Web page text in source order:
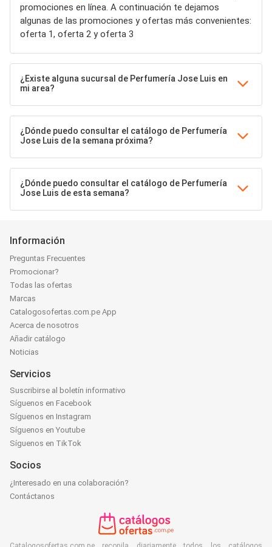
promociones en línea. A continuación te dejamos
algunas de las promociones y ofertas más convenientes:
oferta 1, oferta 2 y oferta 3
¿Existe alguna sucursal de Perfumería Jose Luis en
mi area?
¿Dónde puedo consultar el catálogo de Perfumería
Jose Luis de la semana próxima?
¿Dónde puedo consultar el catálogo de Perfumería
Jose Luis de esta semana?
Información
Preguntas Frecuentes
Promocionar?
Todas las ofertas
Marcas
Catalogosofertas.com.pe App
Acerca de nosotros
Añadir catálogo
Noticias
Servicios
Suscribirse al boletín informativo
Síguenos en Facebook
Síguenos en Instagram
Síguenos en Youtube
Síguenos en TikTok
Socios
¿Interesado en una colaboración?
Contáctanos